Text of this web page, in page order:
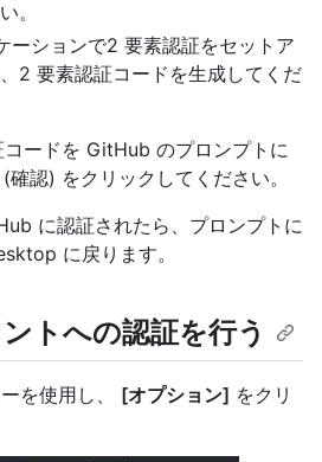
。
ーションで2 要素認証をセットア
2 要素認証コードを生成してくだ
ードを GitHub のプロンプトに
(確認) をクリックしてください。
に認証されたら、プロンプトに
に戻ります。
トへの認証を行う
を使用し、 [オプション] をクリ